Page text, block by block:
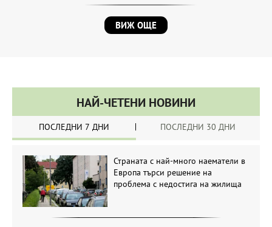
ВИЖ ОЩЕ
НАЙ-ЧЕТЕНИ НОВИНИ
ПОСЛЕДНИ 7 ДНИ ПОСЛЕДНИ 30 ДНИ
Страната с най-много наематели в
Европа търси решение на
проблема с недостига на жилища